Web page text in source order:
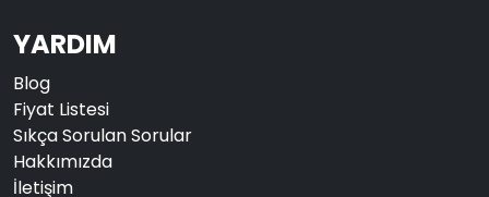
YARDIM
Blog
Fiyat Listesi
Sıkça Sorulan Sorular
Hakkımızda
İletişim